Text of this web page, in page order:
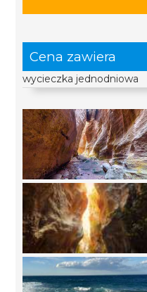
Cena zawiera
wycieczka jednodniowa